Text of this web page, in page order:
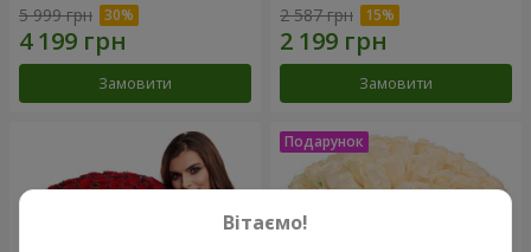
5 999 грн
Замовити
2 587 грн
Замовити
Вітаємо!